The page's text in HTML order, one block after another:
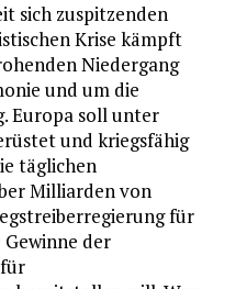
sich zuspitzenden
Krise kämpft
Niedergang
und um die
Europa soll unter
und kriegsfähig
täglichen
Milliarden von
für
Gewinne der